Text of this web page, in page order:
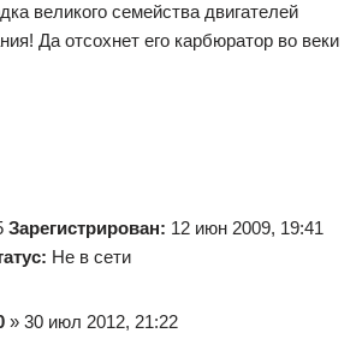
великого семейства двигателей
Да отсохнет его карбюратор во веки
Зарегистрирован: 12 июн 2009, 19:41
Не в сети
» 30 июл 2012, 21:22